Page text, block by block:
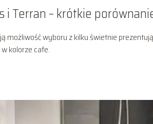
i Terran – krótkie
możliwość wyboru z kilku świetnie
kolorze cafe.